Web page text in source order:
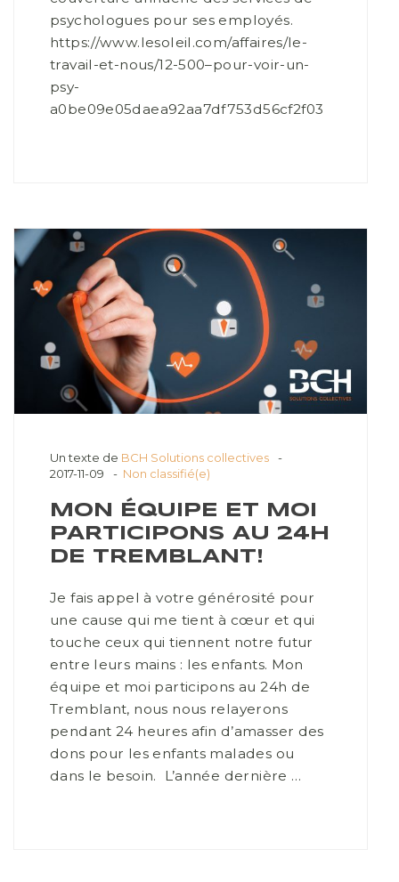
psychologues pour ses employés.
https://www.lesoleil.com/affaires/le-
travail-et-nous/12-500–pour-voir-un-
psy-
a0be09e05daea92aa7df753d56cf2f03
Un texte de BCH Solutions collectives
2017-11-09
Non classifié(e)
MON ÉQUIPE ET MOI
PARTICIPONS AU 24H
DE TREMBLANT!
Je fais appel à votre générosité pour
une cause qui me tient à cœur et qui
touche ceux qui tiennent notre futur
entre leurs mains : les enfants. Mon
équipe et moi participons au 24h de
Tremblant, nous nous relayerons
pendant 24 heures afin d’amasser des
dons pour les enfants malades ou
dans le besoin. L’année dernière …